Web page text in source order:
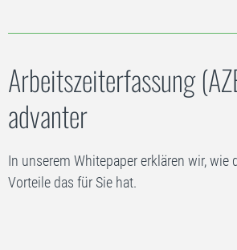
Arbeitszeiterfassung
advanter
In unserem Whitepaper erklären wir,
Vorteile das für Sie hat.